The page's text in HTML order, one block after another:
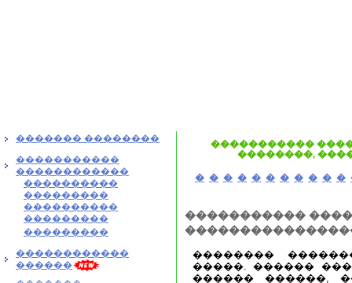
������� ��������
�����������
������������
����������
���������
����������
���������
���������
������������
������
�����������
��������,
� � � � � � � � � � �
�����������
��������
�����. ������
������ ������,